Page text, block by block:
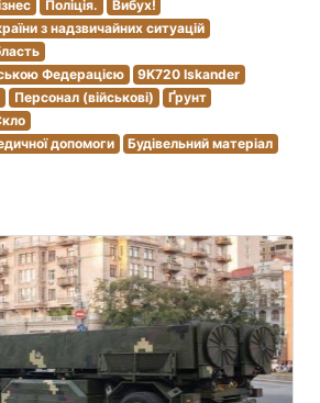
Поліція.
Вибух!
з надзвичайних ситуацій
Федерацією
9K720 Iskander
Персонал (військові)
Ґрунт
допомоги
Будівельний матеріал